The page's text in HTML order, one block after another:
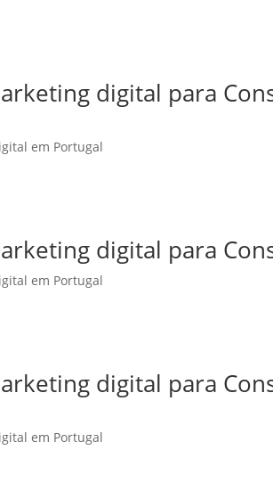
digital para
em Portugal
digital para
em Portugal
digital para
em Portugal